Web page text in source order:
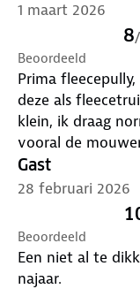
1 maart 2026
8/
Beoordeeld
Prima
deze als
klein, ik draag
vooral de
Gast
28 februari 2026
Beoordeeld
Een niet al te
najaar.